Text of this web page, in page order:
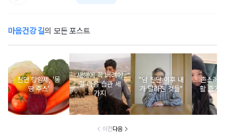
마음건강 길의 모든 포스트
천연 항암제, '몽
땅 주스'
새해에 꼭 버려야
할 마음 습관 세
가지
“암 진단 이후 내
가 달라진 것들”
촌스러
활 즐기
이전다음